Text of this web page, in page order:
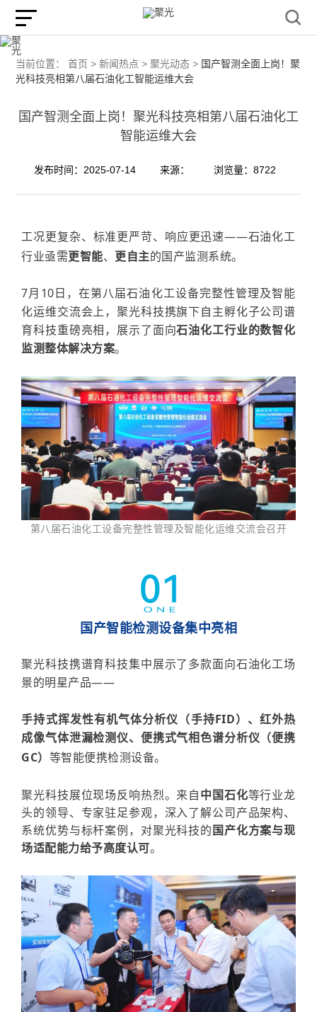
当前位置： 首页 > 新闻热点 > 聚光动态 > 国产智测全面上岗！聚
光科技亮相第八届石油化工智能运维大会
国产智测全面上岗！聚光科技亮相第八届石油化工
智能运维大会
发布时间：2025-07-14 来源： 浏览量：8722
工况更复杂、标准更严苛、响应更迅速——石油化工
行业亟需更智能、 更自主的国产监测系统。
7月10日，在第八届石油化工设备完整性管理及智能
化运维交流会上，聚光科技携旗下自主孵化子公司谱
育科技重磅亮相，展示了面向石油化工行业的数智化
监测整体解决方案。
第八届石油化工设备完整性管理及智能化运维交流会召开
国产智能检测设备集中亮相
聚光科技携谱育科技集中展示了多款面向石油化工场
景的明星产品——
手持式挥发性有机气体分析仪（手持FID） 、 红外热
成像气体泄漏检测仪、 便携式气相色谱分析仪（便携
GC） 等智能便携检测设备。
聚光科技展位现场反响热烈。来自中国石化等行业龙
头的领导、专家驻足参观，深入了解公司产品架构、
系统优势与标杆案例，对聚光科技的国产化方案与现
场适配能力给予高度认可。